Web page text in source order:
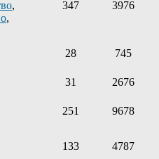
,
,
347 3976
28 745
31 2676
251 9678
133 4787